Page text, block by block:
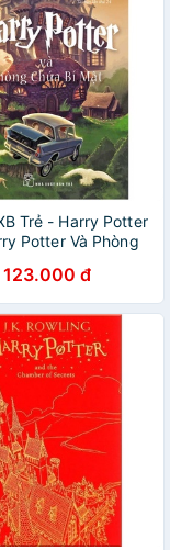
Trẻ - Harry Potter
Potter Và Phòng
123.000 đ